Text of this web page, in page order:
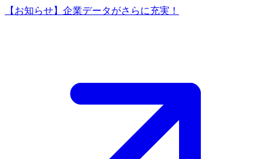
【お知らせ】企業データがさらに充実！